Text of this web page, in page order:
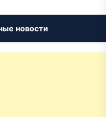
новости